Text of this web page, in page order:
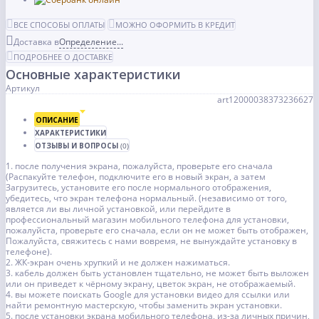
ВСЕ СПОСОБЫ ОПЛАТЫ МОЖНО ОФОРМИТЬ В КРЕДИТ
Доставка вОпределение...
ПОДРОБНЕЕ О ДОСТАВКЕ
Основные характеристики
Артикул
art12000038373236627
ОПИСАНИЕ
ХАРАКТЕРИСТИКИ
ОТЗЫВЫ И ВОПРОСЫ (0)
1. после получения экрана, пожалуйста, проверьте его сначала
(Распакуйте телефон, подключите его в новый экран, а затем
Загрузитесь, установите его после нормального отображения,
убедитесь, что экран телефона нормальный. (независимо от того,
является ли вы личной установкой, или перейдите в
профессиональный магазин мобильного телефона для установки,
пожалуйста, проверьте его сначала, если он не может быть отображен,
Пожалуйста, свяжитесь с нами вовремя, не вынуждайте установку в
телефоне).
2. ЖК-экран очень хрупкий и не должен нажиматься.
3. кабель должен быть установлен тщательно, не может быть выложен
или он приведет к чёрному экрану, цветок экран, не отображаемый.
4. вы можете поискать Google для установки видео для ссылки или
найти ремонтную мастерскую, чтобы заменить экран установки.
5. после установки экрана мобильного телефона, из-за личных причин,